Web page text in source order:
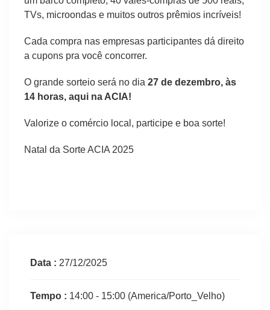
TVs, microondas e muitos outros prêmios incríveis!
Cada compra nas empresas participantes dá direito
a cupons pra você concorrer.
O grande sorteio será no dia 27 de dezembro, às
14 horas, aqui na ACIA!
Valorize o comércio local, participe e boa sorte!
Natal da Sorte ACIA 2025
Data : 27/12/2025
Tempo : 14:00 - 15:00 (America/Porto_Velho)